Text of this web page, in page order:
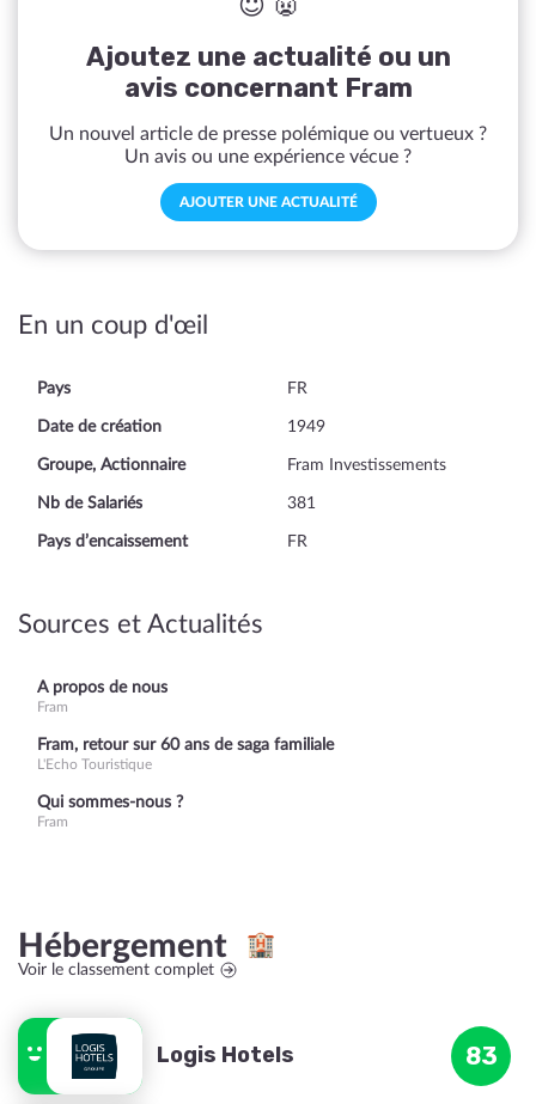
😇 👿
Ajoutez une actualité ou un
avis concernant Fram
Un nouvel article de presse polémique ou vertueux ?
Un avis ou une expérience vécue ?
AJOUTER UNE ACTUALITÉ
En un coup d'œil
Pays FR
Date de création 1949
Groupe, Actionnaire Fram Investissements
Nb de Salariés 381
Pays d’encaissement FR
Sources et Actualités
A propos de nous
Fram
Fram, retour sur 60 ans de saga familiale
L'Echo Touristique
Qui sommes-nous ?
Fram
Hébergement
Voir le classement complet
Logis Hotels 83